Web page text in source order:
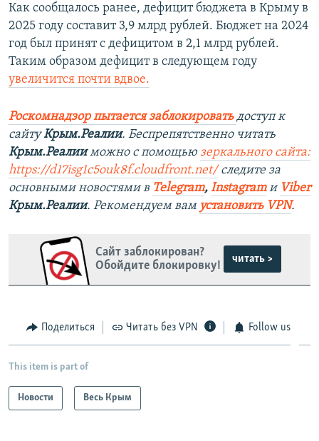
Как сообщалось ранее, дефицит бюджета в Крыму в
2025 году составит 3,9 млрд рублей. Бюджет на 2024
год был принят с дефицитом в 2,1 млрд рублей.
Таким образом дефицит в следующем году
увеличится почти вдвое.
Роскомнадзор пытается заблокировать доступ к
сайтуКрым.Реалии. Беспрепятственно читать
Крым.Реалииможно с помощью зеркального сайта:
https://d17isg1c5ouk8f.cloudfront.net/ следите за
основными новостями в Telegram, Instagramи Viber
Крым.Реалии. Рекомендуем вам установить VPN.
Сайт заблокирован?
Обойдите блокировку!
читать >
Поделиться Читать без VPN Follow us
This item is part of
Новости Весь Крым